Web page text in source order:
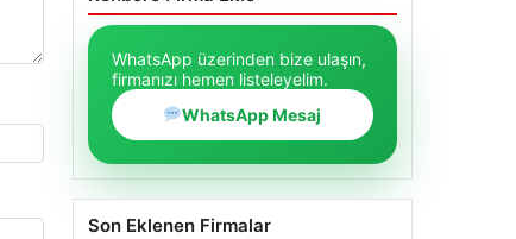
WhatsApp üzerinden bize ulaşın,
firmanızı hemen listeleyelim.
WhatsApp Mesaj
Son Eklenen Firmalar